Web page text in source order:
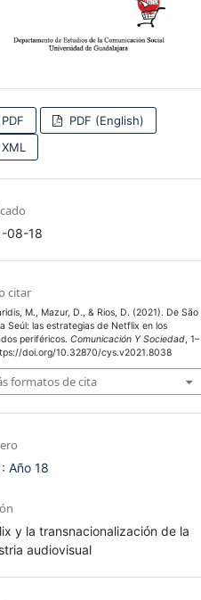
PDF
PDF (English)
XML
08-18
citar
M., Mazur, D., & Rios, D. (2021). De São
Seúl: las estrategias de Netflix en los
periféricos.Comunicación Y Sociedad, 1–
doi.org/10.32870/cys.v2021.8038
formatos de cita
Año 18
y la transnacionalización de la
audiovisual